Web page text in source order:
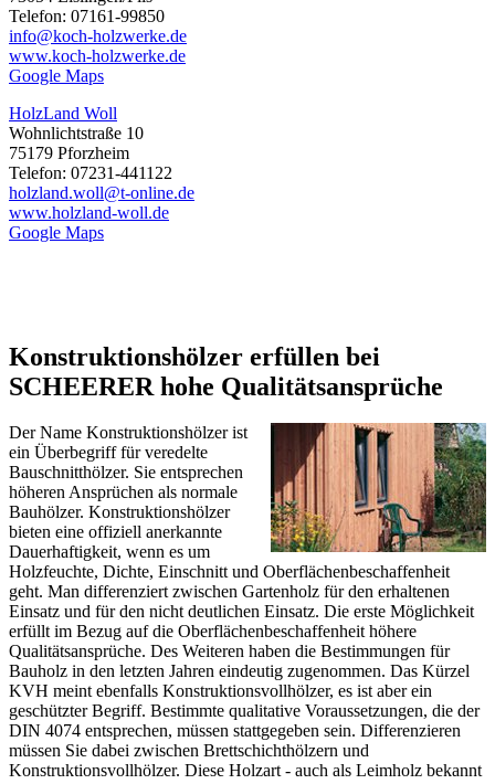
Telefon: 07161-99850
info@koch-holzwerke.de
www.koch-holzwerke.de
Google Maps
HolzLand Woll
Wohnlichtstraße 10
75179 Pforzheim
Telefon: 07231-441122
holzland.woll@t-online.de
www.holzland-woll.de
Google Maps
Konstruktionshölzer erfüllen bei
SCHEERER hohe Qualitätsansprüche
Der Name Konstruktionshölzer ist
ein Überbegriff für veredelte
Bauschnitthölzer. Sie entsprechen
höheren Ansprüchen als normale
Bauhölzer. Konstruktionshölzer
bieten eine offiziell anerkannte
Dauerhaftigkeit, wenn es um
Holzfeuchte, Dichte, Einschnitt und Oberflächenbeschaffenheit
geht. Man differenziert zwischen Gartenholz für den erhaltenen
Einsatz und für den nicht deutlichen Einsatz. Die erste Möglichkeit
erfüllt im Bezug auf die Oberflächenbeschaffenheit höhere
Qualitätsansprüche. Des Weiteren haben die Bestimmungen für
Bauholz in den letzten Jahren eindeutig zugenommen. Das Kürzel
KVH meint ebenfalls Konstruktionsvollhölzer, es ist aber ein
geschützter Begriff. Bestimmte qualitative Voraussetzungen, die der
DIN 4074 entsprechen, müssen stattgegeben sein. Differenzieren
müssen Sie dabei zwischen Brettschichthölzern und
Konstruktionsvollhölzer. Diese Holzart - auch als Leimholz bekannt